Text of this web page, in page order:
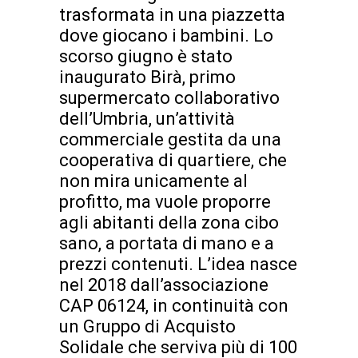
trasformata in una piazzetta
dove giocano i bambini. Lo
scorso giugno è stato
inaugurato Birà, primo
supermercato collaborativo
dell’Umbria, un’attività
commerciale gestita da una
cooperativa di quartiere, che
non mira unicamente al
profitto, ma vuole proporre
agli abitanti della zona cibo
sano, a portata di mano e a
prezzi contenuti. L’idea nasce
nel 2018 dall’associazione
CAP 06124, in continuità con
un Gruppo di Acquisto
Solidale che serviva più di 100